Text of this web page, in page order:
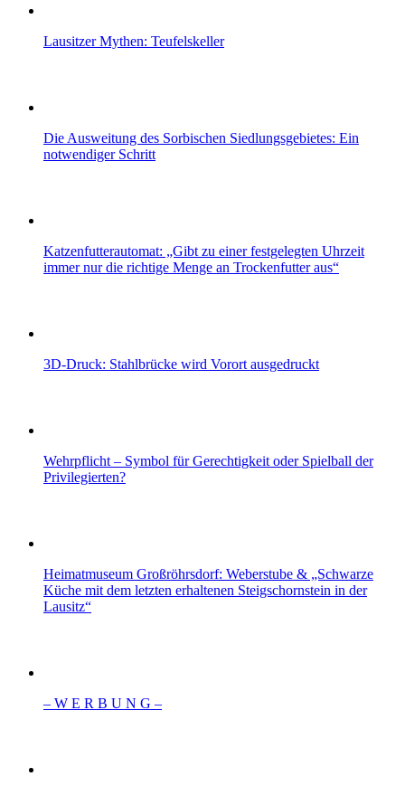
Lausitzer Mythen: Teufelskeller
Die Ausweitung des Sorbischen Siedlungsgebietes: Ein
notwendiger Schritt
Katzenfutterautomat: „Gibt zu einer festgelegten Uhrzeit
immer nur die richtige Menge an Trockenfutter aus“
3D-Druck: Stahlbrücke wird Vorort ausgedruckt
Wehrpflicht – Symbol für Gerechtigkeit oder Spielball der
Privilegierten?
Heimatmuseum Großröhrsdorf: Weberstube & „Schwarze
Küche mit dem letzten erhaltenen Steigschornstein in der
Lausitz“
– W Ε R Β U Ν G –